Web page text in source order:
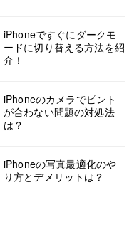
iPhoneですぐにダークモ
ードに切り替える方法を紹
介！
iPhoneのカメラでピント
が合わない問題の対処法
は？
iPhoneの写真最適化のや
り方とデメリットは？